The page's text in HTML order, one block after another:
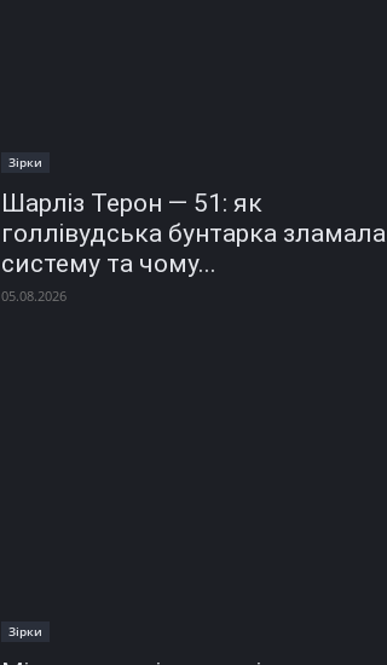
Зірки
Шарліз Терон — 51: як
голлівудська бунтарка зламала
систему та чому...
05.08.2026
Зірки